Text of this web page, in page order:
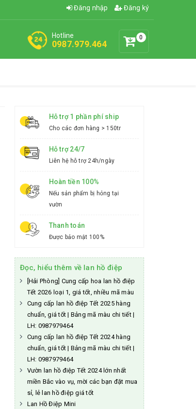
Đăng nhập Đăng ký
0
Hotline
0987.979.464
Hỗ trợ 1 phần phí ship
Cho các đơn hàng > 150tr
Hỗ trợ 24/7
Liên hệ hỗ trợ 24h/ngày
Hoàn tiền 100%
Nếu sản phẩm bị hỏng tại
vườn
Thanh toán
Được bảo mật 100%
Đọc, hiểu thêm về lan hồ điệp
[Hải Phòng] Cung cấp hoa lan hồ điệp
Tết 2026 loại 1, giá tốt, nhiều mã màu
Cung cấp lan hồ điệp Tết 2025 hàng
chuẩn, giá tốt | Bảng mã màu chi tiết |
LH: 0987979464
Cung cấp lan hồ điệp Tết 2024 hàng
chuẩn, giá tốt | Bảng mã màu chi tiết |
LH: 0987979464
Vườn lan hồ điệp Tết 2024 lớn nhất
miền Bắc vào vụ, mời các bạn đặt mua
sỉ, lẻ lan hồ điệp giá tốt
Lan Hồ Điệp Mini